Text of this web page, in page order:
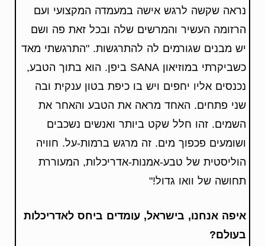
נראה שקשה לרגש אישה במעמדה המקצועי ועם
הרזומה העשיר והמרשים שלה ובכל זאת פה ושם
יש מבנים שגורמים לה להתרגשות. "התרגשתי מאד
כשביקרתי במוזיאון SANA ביפן. הוא בתוך הטבע,
נכנסים אליו יחפים ויש בו כיפת בטון ענקית ובה
שני פתחים. האחד מראה את הטבע והאחר את
השמים. זהו חלל שקט ביותר ואנשים נשכבים
ושומעים פכפוך מים. זה מרגש ברמות-על. חוויה
הוליסטית של טבע-אמנות-אדריכלות, המעוררת
תחושה של וואו גדול!"
איפה אנחנו, בישראל, עומדים ביחס לאדריכלות
בעולם?